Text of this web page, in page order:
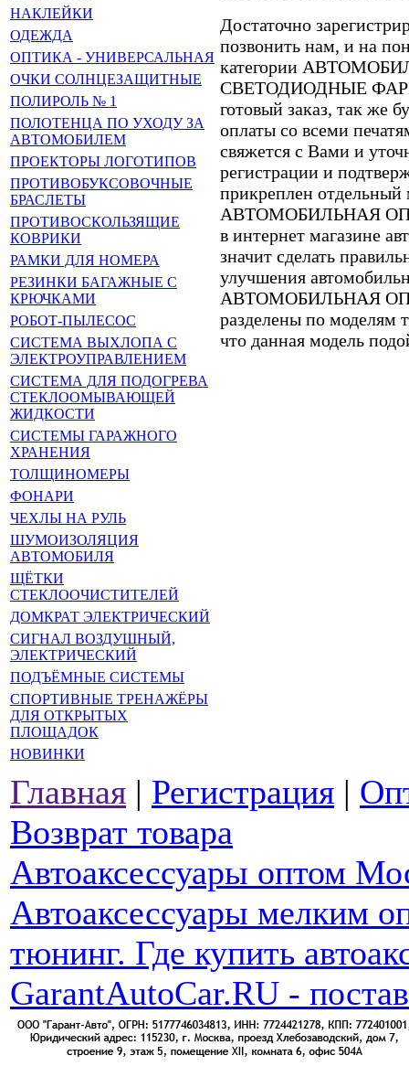
НАКЛЕЙКИ
ОДЕЖДА
ОПТИКА - УНИВЕРСАЛЬНАЯ
ОЧКИ СОЛНЦЕЗАЩИТНЫЕ
ПОЛИРОЛЬ № 1
ПОЛОТЕНЦА ПО УХОДУ ЗА
АВТОМОБИЛЕМ
ПРОЕКТОРЫ ЛОГОТИПОВ
ПРОТИВОБУКСОВОЧНЫЕ
БРАСЛЕТЫ
ПРОТИВОСКОЛЬЗЯЩИЕ
КОВРИКИ
РАМКИ ДЛЯ НОМЕРА
РЕЗИНКИ БАГАЖНЫЕ С
КРЮЧКАМИ
РОБОТ-ПЫЛЕСОС
СИСТЕМА ВЫХЛОПА С
ЭЛЕКТРОУПРАВЛЕНИЕМ
СИСТЕМА ДЛЯ ПОДОГРЕВА
СТЕКЛООМЫВАЮЩЕЙ
ЖИДКОСТИ
СИСТЕМЫ ГАРАЖНОГО
ХРАНЕНИЯ
ТОЛЩИНОМЕРЫ
ФОНАРИ
ЧЕХЛЫ НА РУЛЬ
ШУМОИЗОЛЯЦИЯ
АВТОМОБИЛЯ
ЩЁТКИ
СТЕКЛООЧИСТИТЕЛЕЙ
ДОМКРАТ ЭЛЕКТРИЧЕСКИЙ
СИГНАЛ ВОЗДУШНЫЙ,
ЭЛЕКТРИЧЕСКИЙ
ПОДЪЁМНЫЕ СИСТЕМЫ
СПОРТИВНЫЕ ТРЕНАЖЁРЫ
ДЛЯ ОТКРЫТЫХ
ПЛОЩАДОК
НОВИНКИ
Достаточно
позвонить нам, и на
категории
СВЕТОДИОДНЫЕ ФАРЫ
готовый заказ, так же
оплаты со всеми
свяжется с Вами и
регистрации и
прикреплен
АВТОМОБИЛЬНАЯ
в интернет магазине
значит сделать
улучшения
АВТОМОБИЛЬНАЯ
разделены по моделям
что данная модель
Главная | Регистрация |
Возврат товара
Автоаксессуары оптом
Автоаксессуары мелким
тюнинг. Где купить
GarantAutoCar.RU -